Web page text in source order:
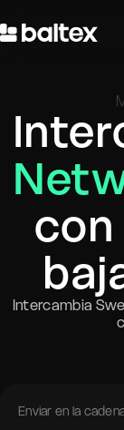
Intercambia
Enviar en la